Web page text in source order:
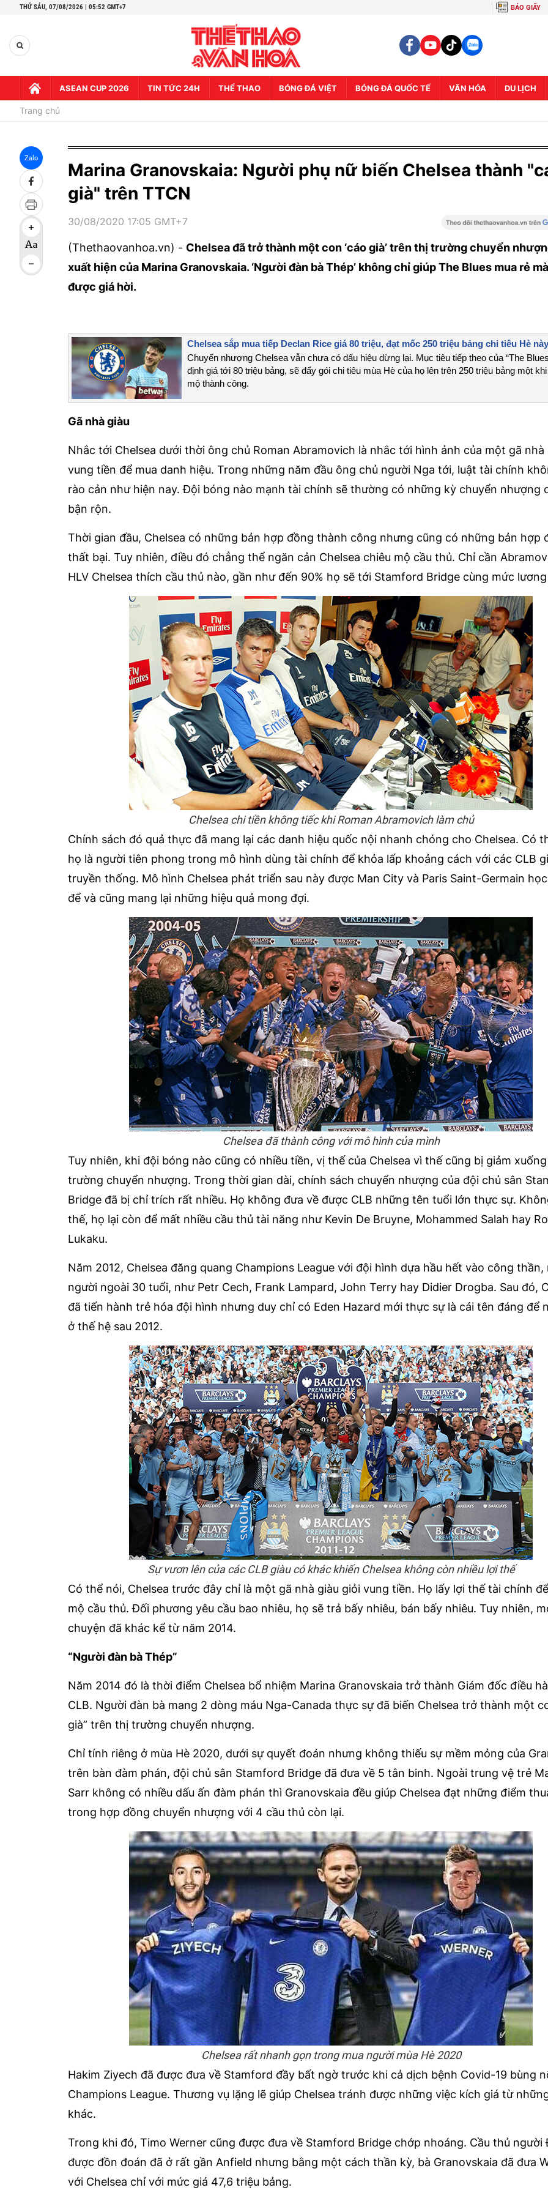
THỨ SÁU, 07/08/2026 | 05:52 GMT+7 BÁO GIẤY
ASEAN CUP 2026 TIN TỨC 24H THỂ THAO BÓNG ĐÁ VIỆT BÓNG ĐÁ QUỐC TẾ VĂN HÓA DU LỊCH
Trang chủ
Zalo
Marina Granovskaia: Người phụ nữ biến Chelsea thành
già" trên TTCN
30/08/2020 17:05 GMT+7
(Thethaovanhoa.vn) - Chelsea đã trở thành một con ‘cáo già’ trên thị trường chuyển
xuất hiện của Marina Granovskaia. ‘Người đàn bà Thép’ không chỉ giúp The Blues mua rẻ
được giá hời.
Chelsea sắp mua tiếp Declan Rice giá 80 triệu, đạt mốc 250 triệu bảng chi tiêu Hè này
Chuyển nhượng Chelsea vẫn chưa có dấu hiệu dừng lại. Mục tiêu tiếp theo của “The
định giá tới 80 triệu bảng, sẽ đẩy gói chi tiêu mùa Hè của họ lên trên 250 triệu bảng một
mộ thành công.
Gã nhà giàu
Nhắc tới Chelsea dưới thời ông chủ Roman Abramovich là nhắc tới hình ảnh của một gã nhà
vung tiền để mua danh hiệu. Trong những năm đầu ông chủ người Nga tới, luật tài chính
rào cản như hiện nay. Đội bóng nào mạnh tài chính sẽ thường có những kỳ chuyển nhượng
bận rộn.
Thời gian đầu, Chelsea có những bản hợp đồng thành công nhưng cũng có những bản hợp
thất bại. Tuy nhiên, điều đó chẳng thể ngăn cản Chelsea chiêu mộ cầu thủ. Chỉ cần
HLV Chelsea thích cầu thủ nào, gần như đến 90% họ sẽ tới Stamford Bridge cùng mức
Chelsea chi tiền không tiếc khi Roman Abramovich làm chủ
Chính sách đó quả thực đã mang lại các danh hiệu quốc nội nhanh chóng cho Chelsea. Có
họ là người tiên phong trong mô hình dùng tài chính để khỏa lấp khoảng cách với các CLB
truyền thống. Mô hình Chelsea phát triển sau này được Man City và Paris Saint-Germain
để và cũng mang lại những hiệu quả mong đợi.
Chelsea đã thành công với mô hình của mình
Tuy nhiên, khi đội bóng nào cũng có nhiều tiền, vị thế của Chelsea vì thế cũng bị giảm
trường chuyển nhượng. Trong thời gian dài, chính sách chuyển nhượng của đội chủ sân
Bridge đã bị chỉ trích rất nhiều. Họ không đưa về được CLB những tên tuổi lớn thực sự.
thế, họ lại còn để mất nhiều cầu thủ tài năng như Kevin De Bruyne, Mohammed Salah hay
Lukaku.
Năm 2012, Chelsea đăng quang Champions League với đội hình dựa hầu hết vào công thần,
người ngoài 30 tuổi, như Petr Cech, Frank Lampard, John Terry hay Didier Drogba. Sau đó,
đã tiến hành trẻ hóa đội hình nhưng duy chỉ có Eden Hazard mới thực sự là cái tên đáng để
ở thế hệ sau 2012.
Sự vươn lên của các CLB giàu có khác khiến Chelsea không còn nhiều lợi thế
Có thể nói, Chelsea trước đây chỉ là một gã nhà giàu giỏi vung tiền. Họ lấy lợi thế tài chính
mộ cầu thủ. Đối phương yêu cầu bao nhiêu, họ sẽ trả bấy nhiêu, bán bấy nhiêu. Tuy nhiên,
chuyện đã khác kể từ năm 2014.
“Người đàn bà Thép”
Năm 2014 đó là thời điểm Chelsea bổ nhiệm Marina Granovskaia trở thành Giám đốc điều
CLB. Người đàn bà mang 2 dòng máu Nga-Canada thực sự đã biến Chelsea trở thành một
già” trên thị trường chuyển nhượng.
Chỉ tính riêng ở mùa Hè 2020, dưới sự quyết đoán nhưng không thiếu sự mềm mỏng của
trên bàn đàm phán, đội chủ sân Stamford Bridge đã đưa về 5 tân binh. Ngoài trung vệ trẻ
Sarr không có nhiều dấu ấn đàm phán thì Granovskaia đều giúp Chelsea đạt những điểm
trong hợp đồng chuyển nhượng với 4 cầu thủ còn lại.
Chelsea rất nhanh gọn trong mua người mùa Hè 2020
Hakim Ziyech đã được đưa về Stamford đầy bất ngờ trước khi cả dịch bệnh Covid-19 bùng
Champions League. Thương vụ lặng lẽ giúp Chelsea tránh được những việc kích giá từ
khác.
Trong khi đó, Timo Werner cũng được đưa về Stamford Bridge chớp nhoáng. Cầu thủ người
được đồn đoán đã ở rất gần Anfield nhưng bằng một cách thần kỳ, bà Granovskaia đã đưa
với Chelsea chỉ với mức giá 47,6 triệu bảng.